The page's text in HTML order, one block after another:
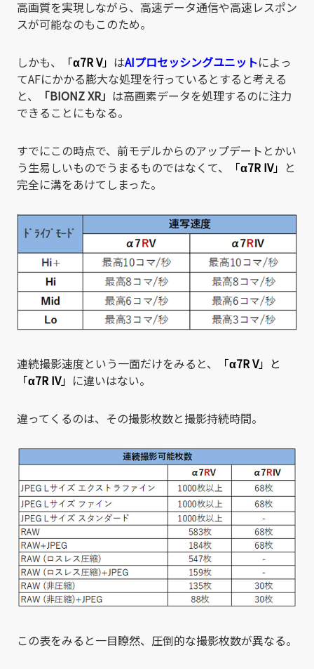
高画質を実現しながら、高速データ通信や高速レスポン
スが可能なのもこのため。
しかも、 「α7R V」 はAIプロセッシングユニットによっ
てAFにかかる膨大な処理を行っているとすると考える
と、
「BIONZ XR」 は高画素データを処理するのに注力
できることにもなる。
すでにこの時点で、前モデルからのアップデートとかい
う生易しいものでうまるものではなくて、
「α7R IV」 と
完全に溝をあけてしまった。
連続撮影速度という一面だけをみると、 「α7R V」と
「α7R IV」 に違いはない。
違ってくるのは、その撮影枚数と撮影持続時間。
この表をみると一目瞭然、圧倒的な撮影枚数が異なる。